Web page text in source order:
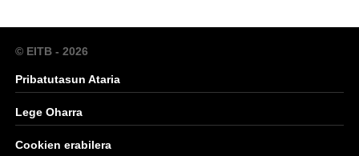
© EITB - 2026
Pribatutasun Ataria
Lege Oharra
Cookien erabilera